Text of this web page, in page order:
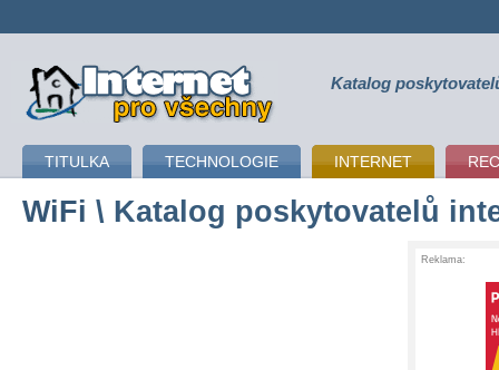
připojení k internetu Katalog
TITULKA TECHNOLOGIE INTERNET
WiFi \ Katalog poskytovatelů
Reklama: